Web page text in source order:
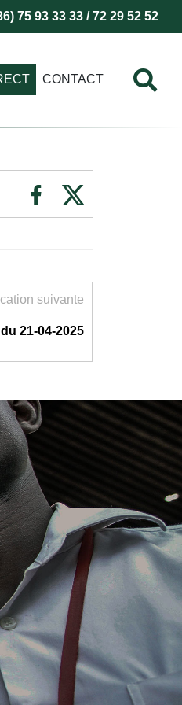
75 93 33 33 / 72 29 52 52
CONTACT
suivante
21-04-2025